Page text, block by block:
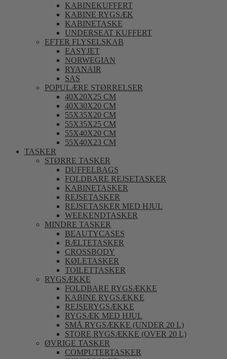
KABINEKUFFERT
KABINE RYGSÆK
KABINETASKE
UNDERSEAT KUFFERT
EFTER FLYSELSKAB
EASYJET
NORWEGIAN
RYANAIR
SAS
POPULÆRE STØRRELSER
40X20X25 CM
40X30X20 CM
55X35X20 CM
55X35X25 CM
55X40X20 CM
55X40X23 CM
TASKER
STØRRE TASKER
DUFFELBAGS
FOLDBARE REJSETASKER
KABINETASKER
REJSETASKER
REJSETASKER MED HJUL
WEEKENDTASKER
MINDRE TASKER
BEAUTYCASES
BÆLTETASKER
CROSSBODY
KØLETASKER
TOILETTASKER
RYGSÆKKE
FOLDBARE RYGSÆKKE
KABINE RYGSÆKKE
REJSERYGSÆKKE
RYGSÆK MED HJUL
SMÅ RYGSÆKKE (UNDER 20 L)
STORE RYGSÆKKE (OVER 20 L)
ØVRIGE TASKER
COMPUTERTASKER